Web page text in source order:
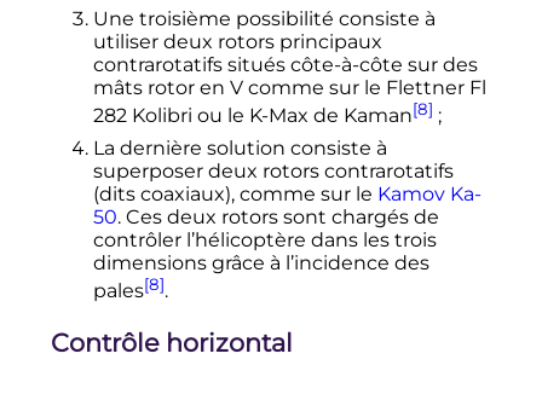
Une troisième possibilité consiste à
utiliser deux rotors principaux
contrarotatifs situés côte-à-côte sur des
mâts rotor en V comme sur le Flettner Fl
282 Kolibri ou le K-Max de Kaman[8] ;
La dernière solution consiste à
superposer deux rotors contrarotatifs
(dits coaxiaux), comme sur le Kamov Ka-
50. Ces deux rotors sont chargés de
contrôler l’hélicoptère dans les trois
dimensions grâce à l’incidence des
pales[8].
Contrôle horizontal